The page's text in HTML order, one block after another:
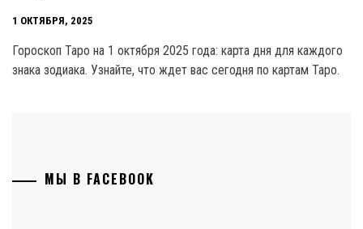
1 ОКТЯБРЯ, 2025
Гороскоп Таро на 1 октября 2025 года: карта дня для каждого
знака зодиака. Узнайте, что ждет вас сегодня по картам Таро.
МЫ В FACEBOOK